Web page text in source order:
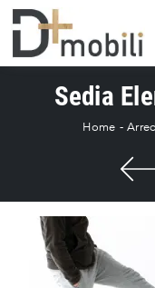
Sedia
Home -